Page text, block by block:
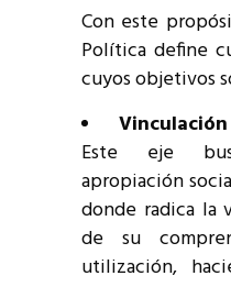
Con este
Política define
cuyos objetivos
Este eje
apropiación
donde radica la
de su
utilización,